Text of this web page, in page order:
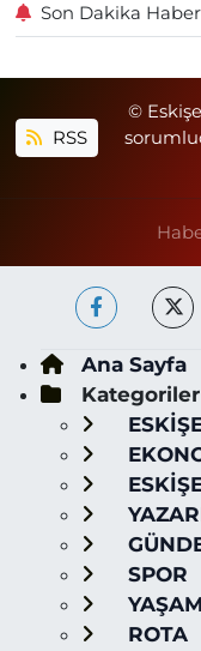
Son Dakika
RSS
©
Ana Sayfa
Kategoriler
SPOR
YAŞAM
ROTA